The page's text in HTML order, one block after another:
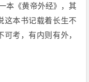
本《黄帝外经》，其
这本书记载着长生不
考，有内则有外，